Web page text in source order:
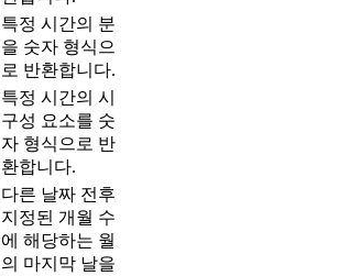
특정 시간의 분
을 숫자 형식으
로 반환합니다.
특정 시간의 시
구성 요소를 숫
자 형식으로 반
환합니다.
다른 날짜 전후
지정된 개월 수
에 해당하는 월
의 마지막 날을